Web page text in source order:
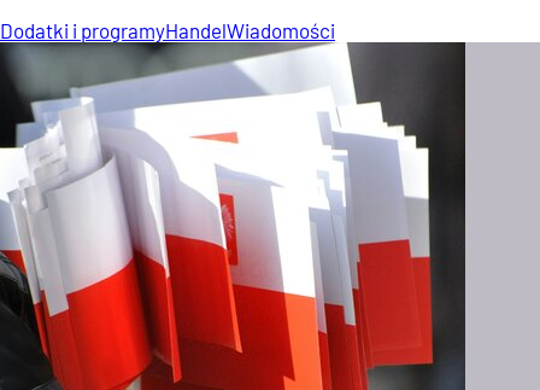
Dodatki i programyHandelWiadomości